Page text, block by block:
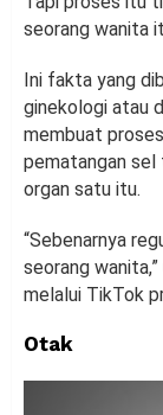
seorang wanita
Ini fakta yang
ginekologi atau
membuat
pematangan sel
organ satu itu.
“Sebenarnya
seorang
melalui TikTok
Otak